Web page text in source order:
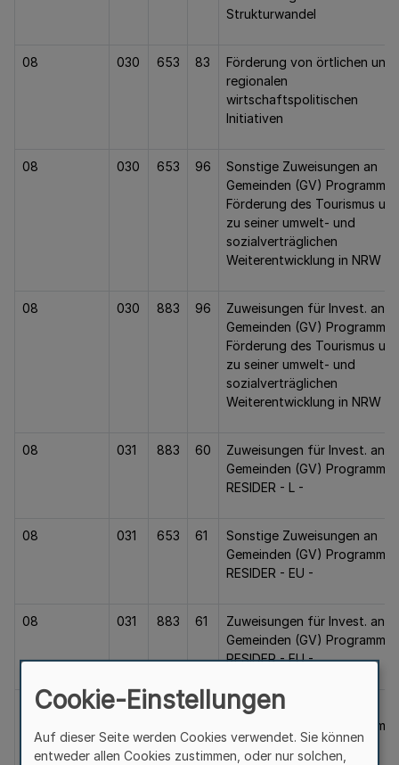
Strukturwandel
08 030 653 83
Förderung von örtlichen und
regionalen
wirtschaftspolitischen
Initiativen
08 030 653 96
Sonstige Zuweisungen an
Gemeinden (GV) Programm
Förderung des Tourismus
zu seiner umwelt- und
sozialverträglichen
Weiterentwicklung in NRW
08 030 883 96
Zuweisungen für Invest. an
Gemeinden (GV) Programm
Förderung des Tourismus
zu seiner umwelt- und
sozialverträglichen
Weiterentwicklung in NRW
08 031 883 60
Zuweisungen für Invest. an
Gemeinden (GV) Programm
RESIDER - L -
08 031 653 61
Sonstige Zuweisungen an
Gemeinden (GV) Programm
RESIDER - EU -
08 031 883 61
Zuweisungen für Invest. an
Gemeinden (GV) Programm
RESIDER - EU -
08 031 653 62
Sonstige Zuweisungen an
Gemeinden (GV) Programm
2 - L -
Cookie-Einstellungen
Auf dieser Seite werden Cookies verwendet. Sie können
entweder allen Cookies zustimmen, oder nur solchen,